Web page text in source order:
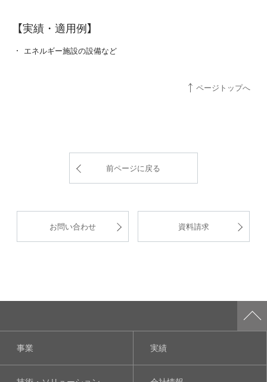
【実績・適用例】
エネルギー施設の設備など
ページトップへ
前ページに戻る
お問い合わせ 資料請求
事業 実績